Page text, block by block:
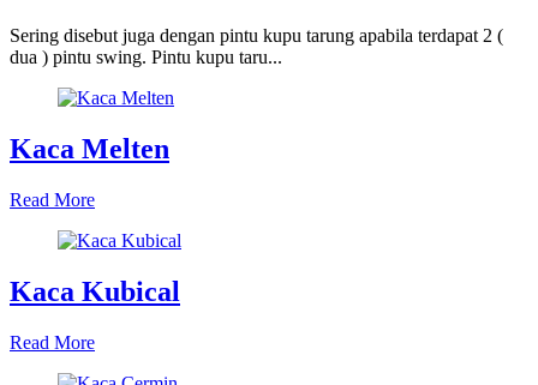
Sering disebut juga dengan pintu kupu tarung apabila terdapat 2 (
dua ) pintu swing. Pintu kupu taru...
Kaca Melten
Read More
Kaca Kubical
Read More